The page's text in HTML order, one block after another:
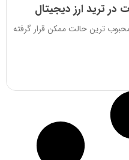
ترید ارز دیجیتال
ترین حالت ممکن قرار گرفته